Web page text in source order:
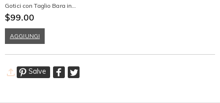
Gotici con Taglio Bara in
Argento Sterling
$99.00
AGGIUNGI
Salve